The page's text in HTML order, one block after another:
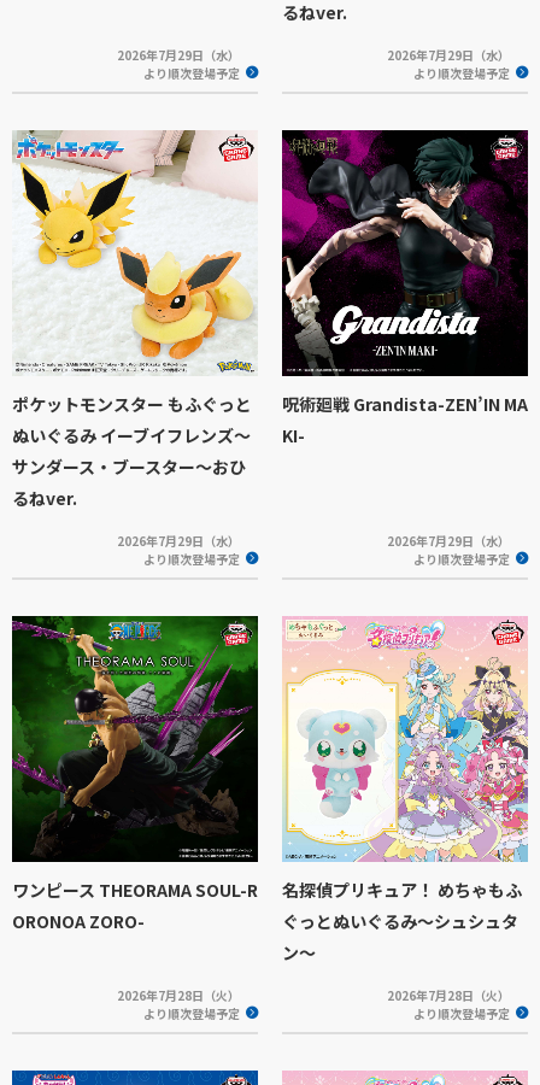
2026年7月29日（水）
より順次登場予定
るねver.
2026年7月29日（水）
より順次登場予定
ポケットモンスター もふぐっと
ぬいぐるみ イーブイフレンズ～
サンダース・ブースター～おひ
るねver.
2026年7月29日（水）
より順次登場予定
呪術廻戦 Grandista-ZEN’IN MA
KI-
2026年7月29日（水）
より順次登場予定
ワンピース THEORAMA SOUL-R
ORONOA ZORO-
2026年7月28日（火）
より順次登場予定
名探偵プリキュア！ めちゃもふ
ぐっとぬいぐるみ～シュシュタ
ン～
2026年7月28日（火）
より順次登場予定